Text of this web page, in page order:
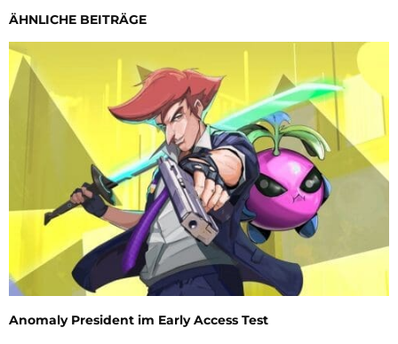
ÄHNLICHE BEITRÄGE
Anomaly President im Early Access Test